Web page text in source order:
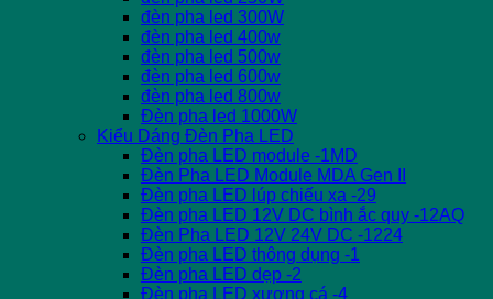
đèn pha led 300W
đèn pha led 400w
đèn pha led 500w
đèn pha led 600w
đèn pha led 800w
Đèn pha led 1000W
Kiểu Dáng Đèn Pha LED
Đèn pha LED module -1MD
Đèn Pha LED Module MDA Gen II
Đèn pha LED lúp chiếu xa -29
Đèn pha LED 12V DC bình ắc quy -12AQ
Đèn Pha LED 12V 24V DC -1224
Đèn pha LED thông dụng -1
Đèn pha LED dẹp -2
Đèn pha LED xương cá -4